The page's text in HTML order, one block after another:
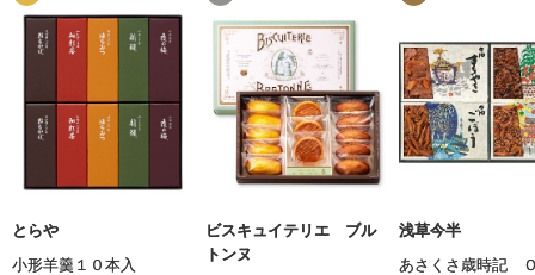
とらや
小形羊羹１０本入
ビスキュイテリエ ブル
トンヌ
浅草今半
あさくさ歳時記